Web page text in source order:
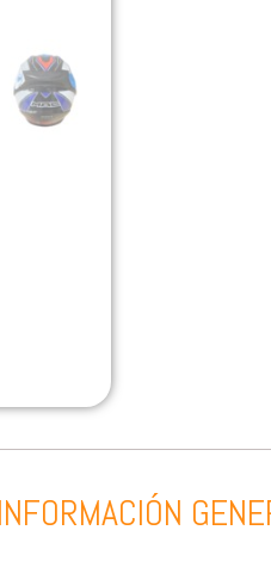
INFORMACIÓN